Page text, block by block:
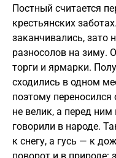
Постный считается
крестьянских
заканчивались, зато
разносолов на зиму.
торги и ярмарки.
сходились в одном
поэтому
не велик, а перед
говорили в народе.
к снегу, а гусь — к